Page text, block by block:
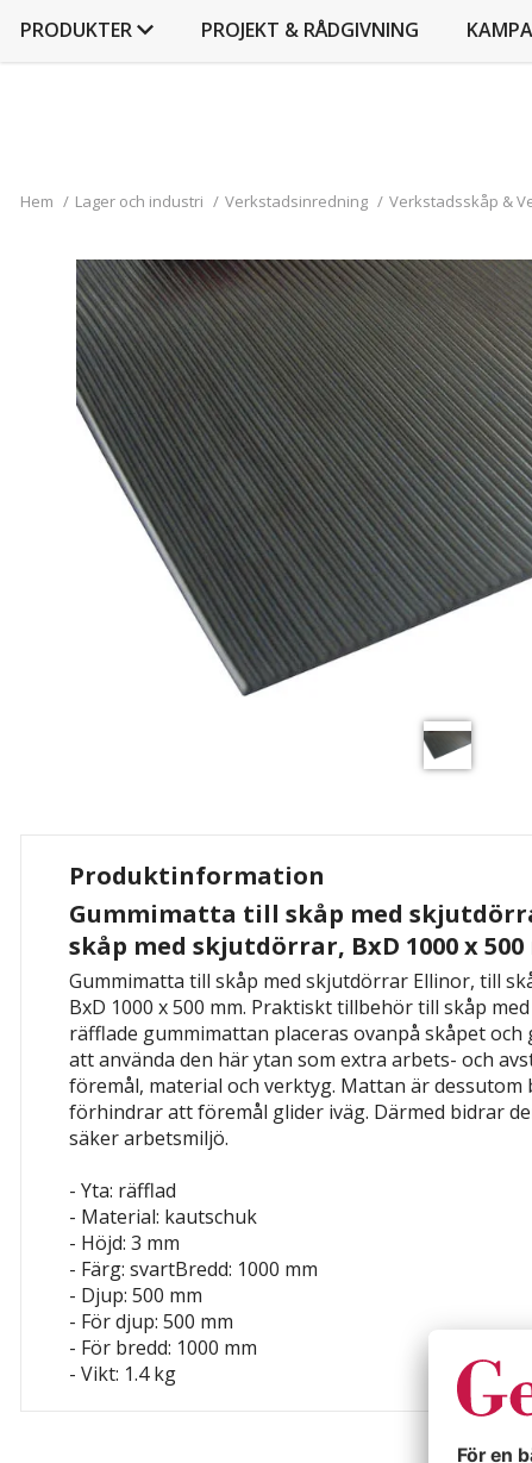
PRODUKTER PROJEKT & RÅDGIVNING
Hem / Lager och industri / Verkstadsinredning / Verkstadsskåp &
Produktinformation
Gummimatta till skåp med
skåp med skjutdörrar, BxD 1000 x 500
Gummimatta till skåp med skjutdörrar Ellinor, till
BxD 1000 x 500 mm. Praktiskt tillbehör till skåp
räfflade gummimattan placeras ovanpå skåpet
att använda den här ytan som extra arbets- och
föremål, material och verktyg. Mattan är dessutom
förhindrar att föremål glider iväg. Därmed bidrar
säker arbetsmiljö.
- Yta: räfflad
- Material: kautschuk
- Höjd: 3 mm
- Färg: svartBredd: 1000 mm
- Djup: 500 mm
- För djup: 500 mm
- För bredd: 1000 mm
- Vikt: 1.4 kg